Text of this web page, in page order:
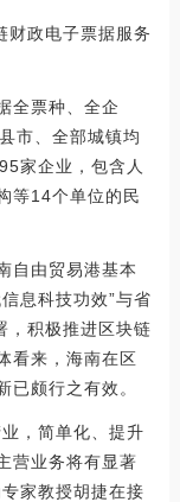
财政电子票据服务
全票种、全企
市、全部城镇均
家企业，包含人
等14个单位的民
自由贸易港基本
息科技功效”与省
，积极推进区块链
看来，海南在区
已颇行之有效。
，简单化、提升
营业务将有显著
家教授胡捷在接